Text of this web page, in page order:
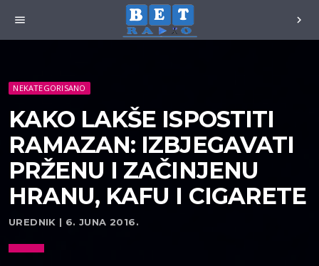
menu chevron_right
NEKATEGORISANO
KAKO LAKŠE ISPOSTITI
RAMAZAN: IZBJEGAVATI
PRŽENU I ZAČINJENU
HRANU, KAFU I CIGARETE
UREDNIK | 6. JUNA 2016.